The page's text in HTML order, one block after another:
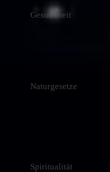
Gesundheit
Naturgesetze
Spiritualität